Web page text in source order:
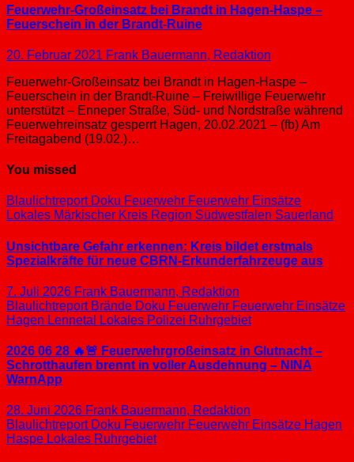
Feuerwehr-Großeinsatz bei Brandt in Hagen-Haspe –
Feuerschein in der Brandt-Ruine
20. Februar 2021 Frank Bauermann, Redaktion
Feuerwehr-Großeinsatz bei Brandt in Hagen-Haspe –
Feuerschein in der Brandt-Ruine – Freiwillige Feuerwehr
unterstützt – Enneper Straße, Süd- und Nordstraße während
Feuerwehreinsatz gesperrt Hagen, 20.02.2021 – (fb) Am
Freitagabend (19.02.)…
You missed
Blaulichtreport Doku Feuerwehr Feuerwehr Einsätze
Lokales Märkischer Kreis Region Südwestfalen Sauerland
Unsichtbare Gefahr erkennen: Kreis bildet erstmals
Spezialkräfte für neue CBRN-Erkunderfahrzeuge aus
7. Juli 2026 Frank Bauermann, Redaktion
Blaulichtreport Brände Doku Feuerwehr Feuerwehr Einsätze
Hagen Lennetal Lokales Polizei Ruhrgebiet
2026 06 28 🔥🚨 Feuerwehrgroßeinsatz in Glutnacht –
Schrotthaufen brennt in voller Ausdehnung – NINA
WarnApp
28. Juni 2026 Frank Bauermann, Redaktion
Blaulichtreport Doku Feuerwehr Feuerwehr Einsätze Hagen
Haspe Lokales Ruhrgebiet